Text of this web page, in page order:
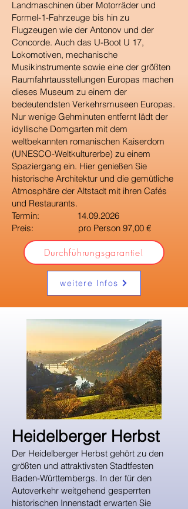
Landmaschinen über Motorräder und
Formel-1-Fahrzeuge bis hin zu
Flugzeugen wie der Antonov und der
Concorde. Auch das U-Boot U 17,
Lokomotiven, mechanische
Musikinstrumente sowie eine der größten
Raumfahrtausstellungen Europas machen
dieses Museum zu einem der
bedeutendsten Verkehrsmuseen Europas.
Nur wenige Gehminuten entfernt lädt der
idyllische Domgarten mit dem
weltbekannten romanischen Kaiserdom
(UNESCO-Weltkulturerbe) zu einem
Spaziergang ein. Hier genießen Sie
historische Architektur und die gemütliche
Atmosphäre der Altstadt mit ihren Cafés
und Restaurants.
Termin: 14.09.2026
Preis: pro Person 97,00 €
Durchführungsgarantie!
weitere Infos
​Heidelberger Herbst
Der Heidelberger Herbst gehört zu den
größten und attraktivsten Stadtfesten
Baden-Württembergs. In der für den
Autoverkehr weitgehend gesperrten
historischen Innenstadt erwarten Sie